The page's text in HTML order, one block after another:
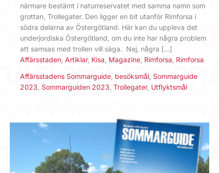
närmare bestämt i naturreservatet med samma namn som
grottan, Trollegater. Den ligger en bit utanför Rimforsa i
södra delarna av Östergötland. Här kan du uppleva det
underjordiska Östergötland, om du inte har några problem
att samsas med trollen vill säga. Nej, några […]
Affärsstaden Artiklar, Kisa Magazine Rimforsa Rimforsa
Affärsstadens Sommarguide besöksmål Sommarguide
2023 Sommarguiden 2023 Trollegater, Utflyktsmål